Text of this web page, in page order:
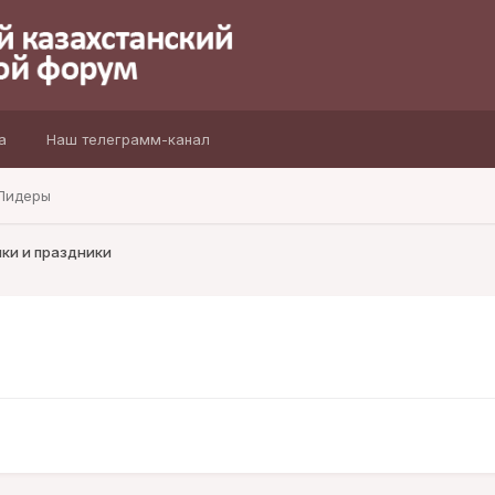
Наш телеграмм-канал
и праздники